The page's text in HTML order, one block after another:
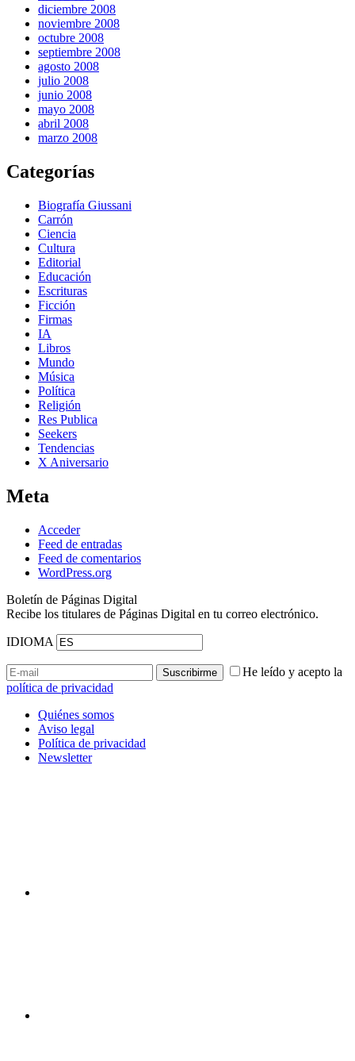
diciembre 2008
noviembre 2008
octubre 2008
septiembre 2008
agosto 2008
julio 2008
junio 2008
mayo 2008
abril 2008
marzo 2008
Categorías
Biografía Giussani
Carrón
Ciencia
Cultura
Editorial
Educación
Escrituras
Ficción
Firmas
IA
Libros
Mundo
Música
Política
Religión
Res Publica
Seekers
Tendencias
X Aniversario
Meta
Acceder
Feed de entradas
Feed de comentarios
WordPress.org
Boletín de Páginas Digital
Recibe los titulares de Páginas Digital en tu correo electrónico.
IDIOMA
He leído y acepto la
política de privacidad
Quiénes somos
Aviso legal
Política de privacidad
Newsletter